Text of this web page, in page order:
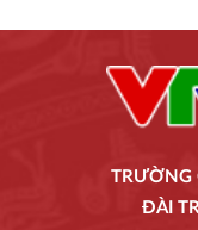
TRƯỜNG
ĐÀI